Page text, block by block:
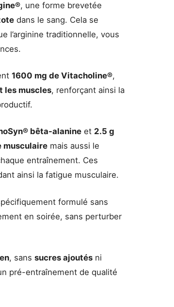
, une forme brevetée
dans le sang. Cela se
l’arginine traditionnelle, vous
1600 mg de Vitacholine®,
les muscles, renforçant ainsi la
bêta-alanine et 2.5 g
musculaire mais aussi le
entraînement. Ces
ainsi la fatigue musculaire.
formulé sans
en soirée, sans perturber
, sanssucres ajoutés ni
pré-entraînement de qualité